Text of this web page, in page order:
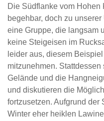
Die Südflanke vom Hohen
begehbar, doch zu
eine Gruppe, die langsam
keine Steigeisen im
leider aus, diesem
mitzunehmen.
Gelände und die
und diskutieren die
fortzusetzen. Aufgrund der
Winter eher heiklen